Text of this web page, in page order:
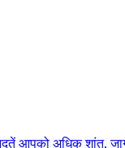
आपको अधिक शांत,